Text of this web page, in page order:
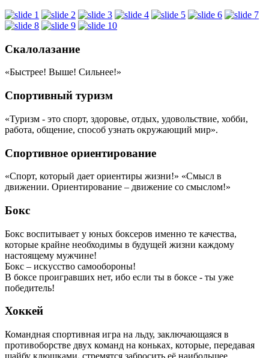
Скалолазание
«Быстрее! Выше! Сильнее!»
Спортивный туризм
«Туризм - это спорт, здоровье, отдых, удовольствие, хобби,
работа, общение, способ узнать окружающий мир».
Спортивное ориентирование
«Спорт, который дает ориентиры жизни!» «Смысл в
движении. Ориентирование – движение со смыслом!»
Бокс
Бокс воспитывает у юных боксеров именно те качества,
которые крайне необходимы в будущей жизни каждому
настоящему мужчине!
Бокс – искусство самообороны!
В боксе проигравших нет, ибо если ты в боксе - ты уже
победитель!
Хоккей
Командная спортивная игра на льду, заключающаяся в
противоборстве двух команд на коньках, которые, передавая